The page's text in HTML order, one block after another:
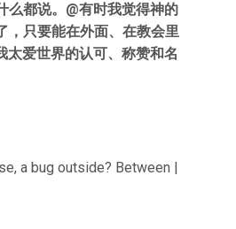
么都说。@有时我觉得神的
，只要能在外面、在教会里
太爱世界的认可、称赞和名
a bug outside? Between |